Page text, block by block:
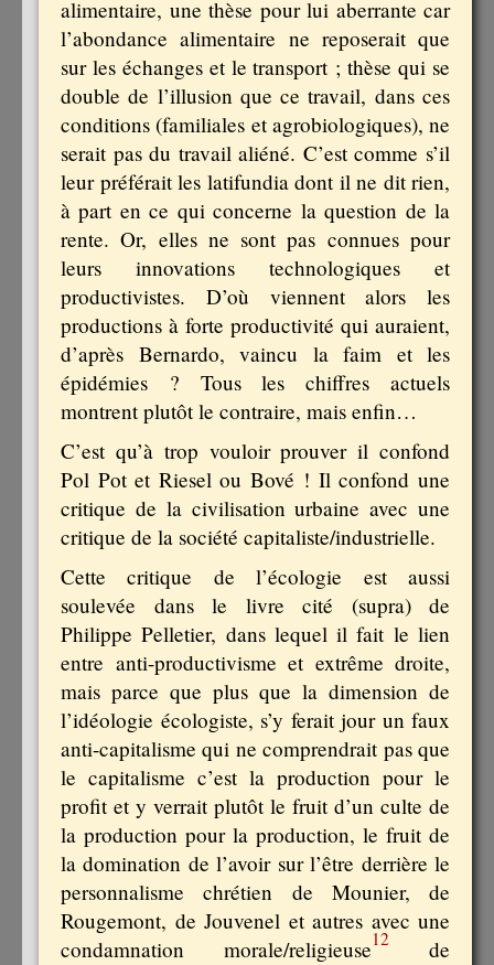
alimentaire, une thèse pour lui aberrante car
l’abondance alimentaire ne reposerait que
sur les échanges et le transport ; thèse qui se
double de l’illusion que ce travail, dans ces
conditions (familiales et agrobiologiques), ne
serait pas du travail aliéné. C’est comme s’il
leur préférait les latifundia dont il ne dit rien,
à part en ce qui concerne la question de la
rente. Or, elles ne sont pas connues pour
leurs innovations technologiques et
productivistes. D’où viennent alors les
productions à forte productivité qui auraient,
d’après Bernardo, vaincu la faim et les
épidémies ? Tous les chiffres actuels
montrent plutôt le contraire, mais enfin…
C’est qu’à trop vouloir prouver il confond
Pol Pot et Riesel ou Bové ! Il confond une
critique de la civilisation urbaine avec une
critique de la société capitaliste/industrielle.
Cette critique de l’écologie est aussi
soulevée dans le livre cité (supra) de
Philippe Pelletier, dans lequel il fait le lien
entre anti-productivisme et extrême droite,
mais parce que plus que la dimension de
l’idéologie écologiste, s’y ferait jour un faux
anti-capitalisme qui ne comprendrait pas que
le capitalisme c’est la production pour le
profit et y verrait plutôt le fruit d’un culte de
la production pour la production, le fruit de
la domination de l’avoir sur l’être derrière le
personnalisme chrétien de Mounier, de
Rougemont, de Jouvenel et autres avec une
condamnation morale/religieuse12
de